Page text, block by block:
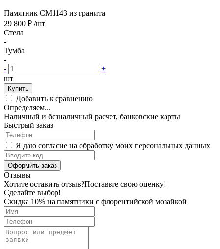
Памятник CM1143 из гранита
29 800 ₽ /шт
Стела
-
Тумба
-
-
+
шт
Купить
Добавить к сравнению
Определяем...
Наличный и безналичный расчет, банковские карты
Быстрый заказ
Я даю согласие на обработку моих персональных данных
Оформить заказ
Отзывы
Хотите оставить отзыв?Поставьте свою оценку!
Сделайте выбор!
Скидка 10% на памятники с флорентийской мозайкой